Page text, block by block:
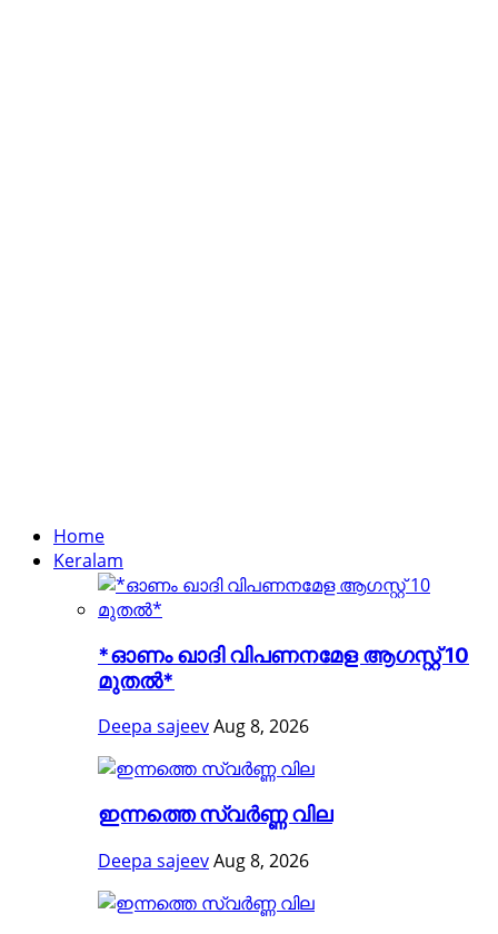
Home
Keralam
*ഓണം ഖാദി വിപണനമേള ആഗസ്റ്റ് 10
മുതൽ*
Deepa sajeevAug 8, 2026
ഇന്നത്തെ സ്വർണ്ണ വില
Deepa sajeevAug 8, 2026